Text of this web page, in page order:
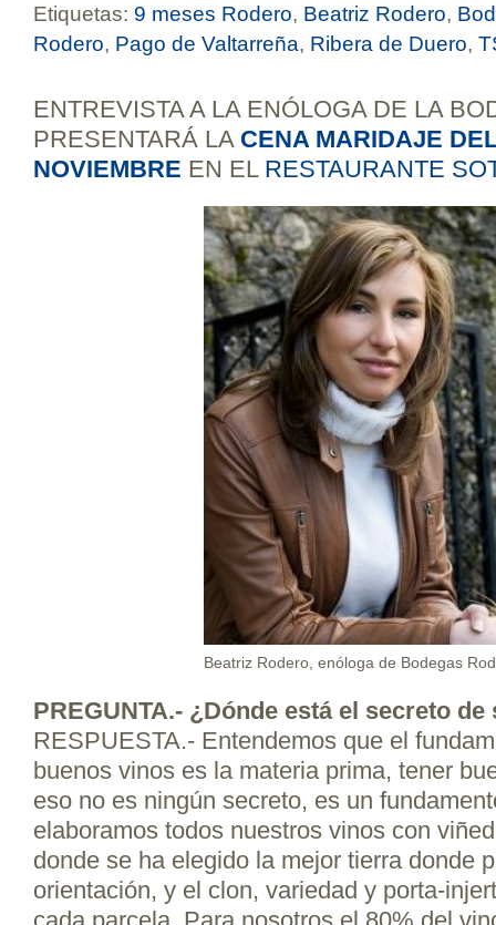
Etiquetas: 9 meses Rodero, Beatriz Rodero,
Rodero, Pago de Valtarreña, Ribera de Duero,
ENTREVISTA A LA ENÓLOGA DE LA
PRESENTARÁ LA CENA MARIDAJE
NOVIEMBRE EN EL RESTAURANTE
Beatriz Rodero, enóloga de Bodegas
PREGUNTA.- ¿Dónde está el secreto
RESPUESTA.- Entendemos que el
buenos vinos es la materia prima, tener
eso no es ningún secreto, es un
elaboramos todos nuestros vinos con
donde se ha elegido la mejor tierra donde
orientación, y el clon, variedad y porta-
cada parcela. Para nosotros el 80% del